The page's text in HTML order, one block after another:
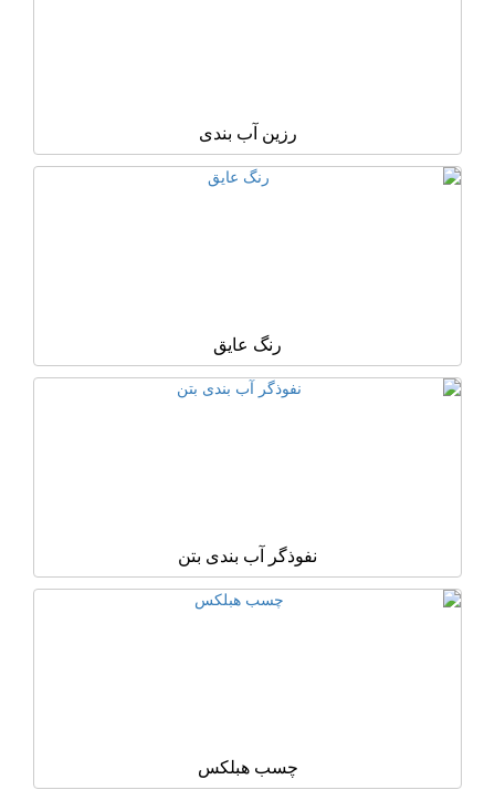
رزین آب بندی
رنگ عایق
نفوذگر آب بندی بتن
چسب هبلکس